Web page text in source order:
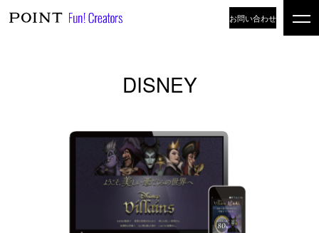
お問い合わせ
DISNEY